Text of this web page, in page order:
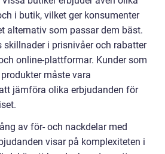
i butik, vilket ger konsumenter
alternativ som passar dem bäst.
skillnader i prisnivåer och rabatter
online-plattformar. Kunder som
måste vara
jämföra olika erbjudanden för
av för- och nackdelar med
visar på komplexiteten i